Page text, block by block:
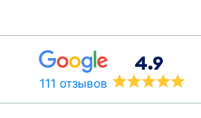
111 отзывов
4.9